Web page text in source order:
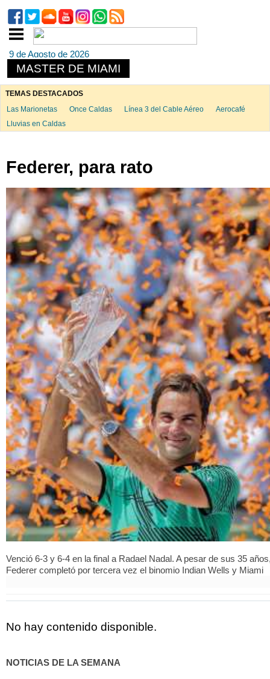
9 de Agosto de 2026
MASTER DE MIAMI
TEMAS DESTACADOS
Las Marionetas
Once Caldas Línea 3 del Cable Aéreo
Aerocafé
Lluvias en Caldas
Federer, para rato
Venció 6-3 y 6-4 en la final a Radael Nadal. A pesar de sus 35
Federer completó por tercera vez el binomio Indian Wells y Miami
No hay contenido disponible.
NOTICIAS DE LA SEMANA